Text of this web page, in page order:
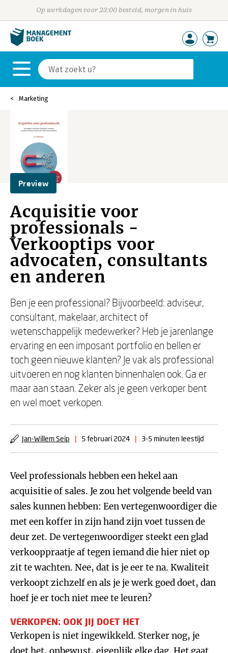
Op werkdagen voor 23:00 besteld, morgen in huis
Marketing
Preview
Acquisitie voor
professionals -
Verkooptips voor
advocaten, consultants
en anderen
Ben je een professional? Bijvoorbeeld: adviseur,
consultant, makelaar, architect of
wetenschappelijk medewerker? Heb je jarenlange
ervaring en een imposant portfolio en bellen er
toch geen nieuwe klanten? Je vak als professional
uitvoeren en nog klanten binnenhalen ook. Ga er
maar aan staan. Zeker als je geen verkoper bent
en wel moet verkopen.
Jan-Willem Seip | 5 februari 2024 | 3-5 minuten leestijd
Veel professionals hebben een hekel aan
acquisitie of sales. Je zou het volgende beeld van
sales kunnen hebben: Een vertegenwoordiger die
met een koffer in zijn hand zijn voet tussen de
deur zet. De vertegenwoordiger steekt een glad
verkooppraatje af tegen iemand die hier niet op
zit te wachten. Nee, dat is je eer te na. Kwaliteit
verkoopt zichzelf en als je je werk goed doet, dan
hoef je er toch niet mee te leuren?
VERKOPEN: OOK JIJ DOET HET
Verkopen is niet ingewikkeld. Sterker nog, je